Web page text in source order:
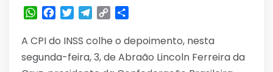
WhatsApp
Facebook
TwitterTelegram
Copy
A CPI do INSS colhe o depoimento, nesta
segunda-feira, 3, de Abraão Lincoln Ferreira da